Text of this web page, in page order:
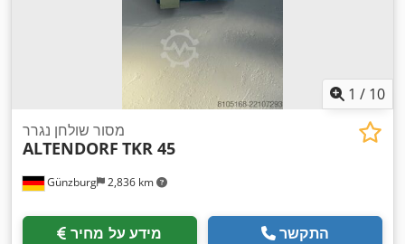
1 / 10
Günzburg 2,836 km
מסור שולחן נגרר
ALTENDORF TKR 45
מידע על מחיר התקשר